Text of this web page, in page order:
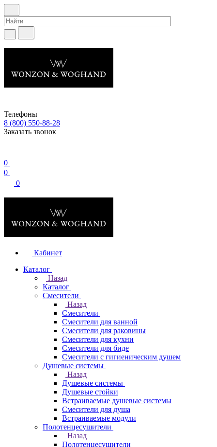
Телефоны
8 (800) 550-88-28
Заказать звонок
0
0
0
Кабинет
Каталог
Назад
Каталог
Смесители
Назад
Смесители
Смесители для ванной
Смесители для раковины
Смесители для кухни
Смесители для биде
Смесители с гигиеническим душем
Душевые системы
Назад
Душевые системы
Душевые стойки
Встраиваемые душевые системы
Смесители для душа
Встраиваемые модули
Полотенцесушители
Назад
Полотенцесушители